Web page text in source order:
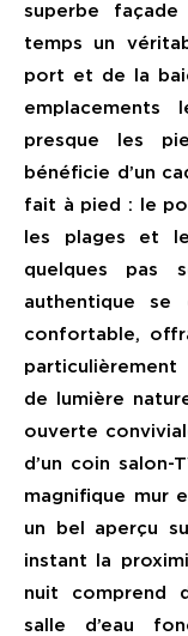
superbe
temps un
port et de la
emplacements
presque les
bénéficie d’un
fait à pied : le
les plages et
quelques pas
authentique se
confortable,
particulièrement
de lumière
ouverte
d’un coin salon-
magnifique mur
un bel aperçu
instant la
nuit comprend
salle d’eau